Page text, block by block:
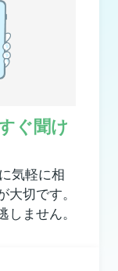
ぐ聞け
気軽に相
切です。
ません。